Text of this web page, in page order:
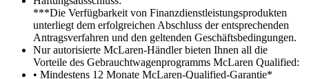
***Die Verfügbarkeit von Finanzdienstleistungsprodukten
unterliegt dem erfolgreichen Abschluss der entsprechenden
Antragsverfahren und den geltenden Geschäftsbedingungen.
Nur autorisierte McLaren-Händler bieten Ihnen all die
Vorteile des Gebrauchtwagenprogramms McLaren Qualified:
• Mindestens 12 Monate McLaren-Qualified-Garantie*